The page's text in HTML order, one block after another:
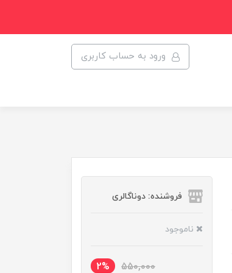
ورود به حساب کاربری
فروشنده: دوناگالری
ناموجود
550,000
2%